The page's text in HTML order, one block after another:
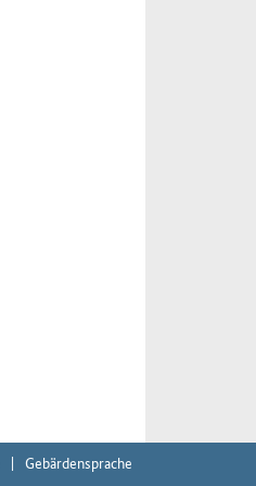
Gebärdensprache